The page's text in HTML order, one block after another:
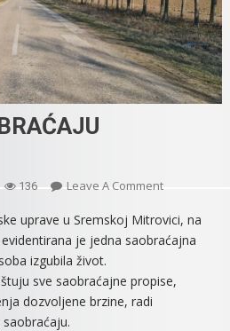
136 Leave A CommentOn
U
uprave u Sremskoj Mitrovici, na
je jedna saobraćajna
izgubila život.
sve saobraćajne propise,
dozvoljene brzine, radi